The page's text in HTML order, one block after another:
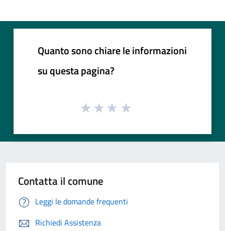
Quanto sono chiare le informazioni
su questa pagina?
Contatta il comune
Leggi le domande frequenti
Richiedi Assistenza